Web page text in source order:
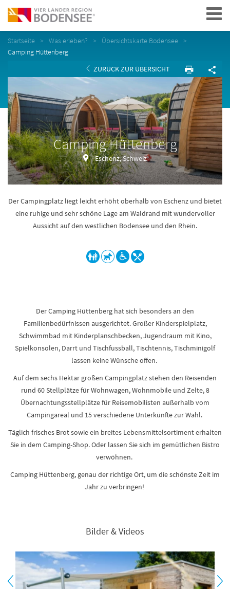
Navigation
Startseite Was erleben?
Übersichtskarte Bodensee
Camping Hüttenberg
ZURÜCK ZUR ÜBERSICHT
Camping Hüttenberg
Eschenz, Schweiz
Der Campingplatz liegt leicht erhöht oberhalb von Eschenz und bietet
eine ruhige und sehr schöne Lage am Waldrand mit wundervoller
Aussicht auf den westlichen Bodensee und den Rhein.
Der Camping Hüttenberg hat sich besonders an den
Familienbedürfnissen ausgerichtet. Großer Kinderspielplatz,
Schwimmbad mit Kinderplanschbecken, Jugendraum mit Kino,
Spielkonsolen, Darrt und Tischfussball, Tischtennis, Tischminigolf
lassen keine Wünsche offen.
Auf dem sechs Hektar großen Campingplatz stehen den Reisenden
rund 60 Stellplätze für Wohnwagen, Wohnmobile und Zelte, 8
Übernachtungsstellplätze für Reisemobilisten außerhalb vom
Campingareal und 15 verschiedene Unterkünfte zur Wahl.
Täglich frisches Brot sowie ein breites Lebensmittelsortiment erhalten
Sie in dem Camping-Shop. Oder lassen Sie sich im gemütlichen Bistro
verwöhnen.
Camping Hüttenberg, genau der richtige Ort, um die schönste Zeit im
Jahr zu verbringen!
Bilder & Videos